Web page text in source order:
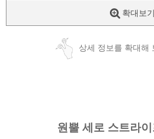
확대보기
상세 정보를 확대해
원뿔 세로 스트라